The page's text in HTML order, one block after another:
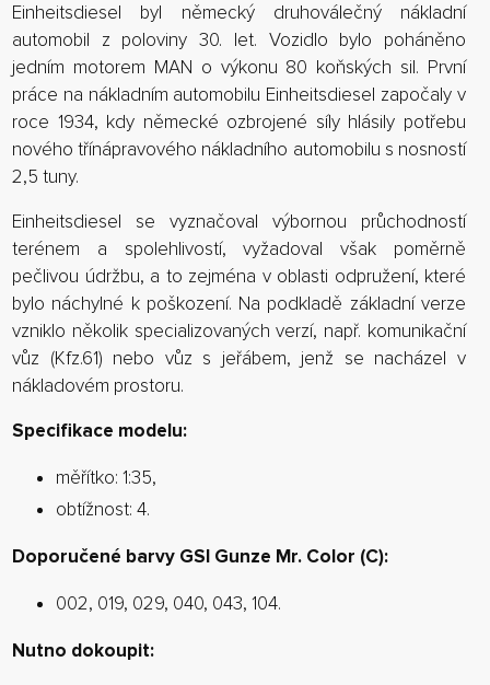
Einheitsdiesel byl německý druhoválečný nákladní
automobil z poloviny 30. let. Vozidlo bylo poháněno
jedním motorem MAN o výkonu 80 koňských sil. První
práce na nákladním automobilu Einheitsdiesel započaly v
roce 1934, kdy německé ozbrojené síly hlásily potřebu
nového třínápravového nákladního automobilu s nosností
2,5 tuny.
Einheitsdiesel se vyznačoval výbornou průchodností
terénem a spolehlivostí, vyžadoval však poměrně
pečlivou údržbu, a to zejména v oblasti odpružení, které
bylo náchylné k poškození. Na podkladě základní verze
vzniklo několik specializovaných verzí, např. komunikační
vůz (Kfz.61) nebo vůz s jeřábem, jenž se nacházel v
nákladovém prostoru.
Specifikace modelu:
měřítko: 1:35,
obtížnost: 4.
Doporučené barvy GSI Gunze Mr. Color (C):
002, 019, 029, 040, 043, 104.
Nutno dokoupit: